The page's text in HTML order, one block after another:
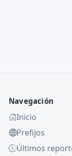
Navegación
Inicio
Prefijos
Últimos